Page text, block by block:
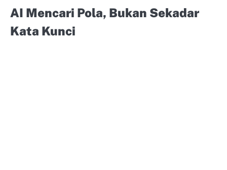
AI Mencari Pola, Bukan Sekadar
Kata Kunci